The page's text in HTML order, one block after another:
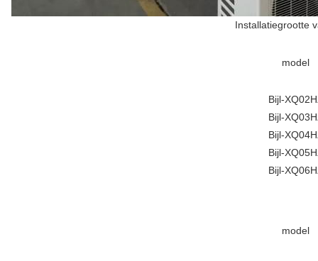
Installatiegrootte
model
Bijl-
Bijl-
Bijl-
Bijl-
Bijl-
model